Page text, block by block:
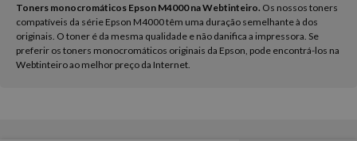
Toners monocromáticos Epson M4000 na Webtinteiro. Os nossos toners
compatíveis da série Epson M4000 têm uma duração semelhante à dos
originais. O toner é da mesma qualidade e não danifica a impressora. Se
preferir os toners monocromáticos originais da Epson, pode encontrá-los na
Webtinteiro ao melhor preço da Internet.